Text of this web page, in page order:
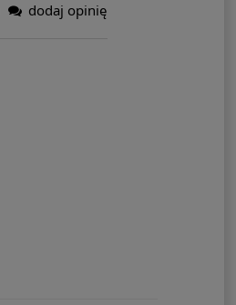
dodaj opinię